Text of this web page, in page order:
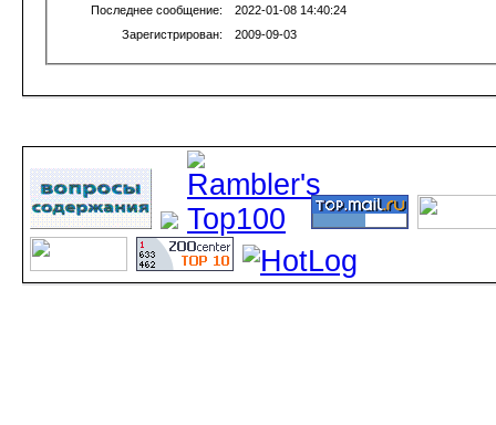
Последнее сообщение:
2022-01-08 14:40:24
Зарегистрирован:
2009-09-03